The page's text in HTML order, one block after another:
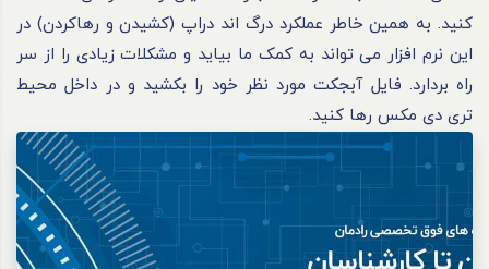
کنید. به همین خاطر عملکرد درگ اند دراپ (کشیدن و رهاکردن) در
این نرم‌ افزار می‌ تواند به‌ کمک ما بیاید و مشکلات زیادی را از سر
راه بردارد. فایل آبجکت مورد نظر خود را بکشید و در داخل محیط
تری دی مکس رها کنید.